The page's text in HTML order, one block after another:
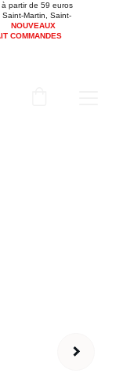
partir de 59 euros
Martin, Saint-
NOUVEAUX
COMMANDES